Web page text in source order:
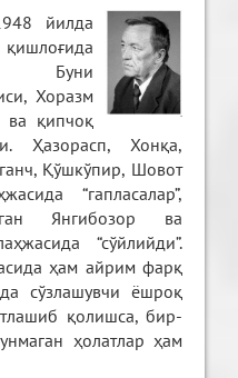
йилда
Буни
Хоразм
ва қипчоқ
Ҳазорасп, Хонқа,
Қўшкўпир, Шовот
“гапласалар”,
Янгибозор ва
“сўйлийди”.
ҳам айрим фарқ
сўзлашувчи ёшроқ
қолишса, бир-
ҳолатлар ҳам